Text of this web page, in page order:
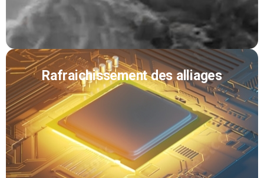
Rafraichissement des alliages